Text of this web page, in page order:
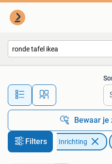
Alle
Bewaar je
Filters
Huis en Inrichting